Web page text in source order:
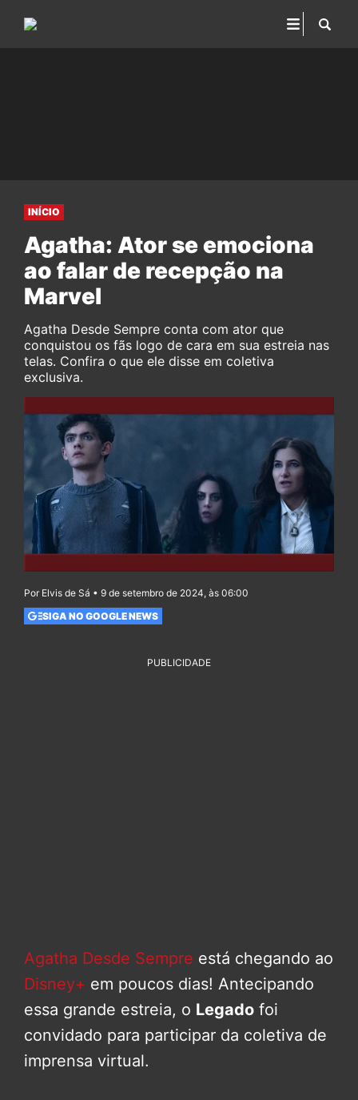
INÍCIO
Agatha: Ator se emociona
ao falar de recepção na
Marvel
Agatha Desde Sempre conta com ator que
conquistou os fãs logo de cara em sua estreia nas
telas. Confira o que ele disse em coletiva
exclusiva.
Por Elvis de Sá • 9 de setembro de 2024, às 06:00
SIGA NO GOOGLE NEWS
PUBLICIDADE
Agatha Desde Sempre está chegando ao
Disney+ em poucos dias! Antecipando
essa grande estreia, o Legado foi
convidado para participar da coletiva de
imprensa virtual.